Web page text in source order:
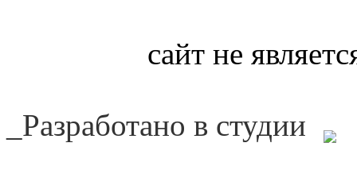
сайт не
_Разработано в студии